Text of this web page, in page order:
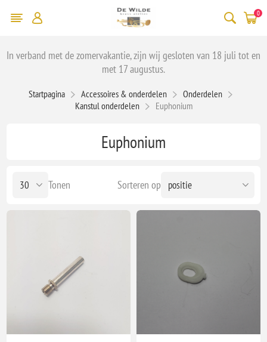
0
In verband met de zomervakantie, zijn wij gesloten van 18 juli tot en
met 17 augustus.
Startpagina Accessoires & onderdelen
Onderdelen
Kanstul onderdelen
Euphonium
Euphonium
Sorteren op
Tonen